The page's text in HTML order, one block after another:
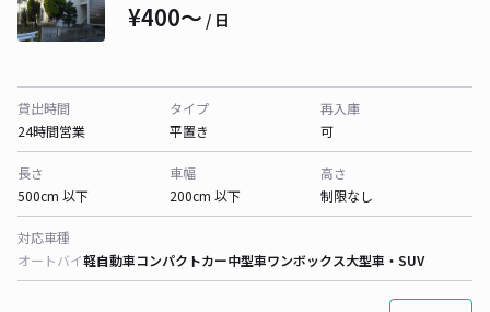
¥400〜 / 日
貸出時間
24時間営業
タイプ
平置き
再入庫
可
長さ
500cm 以下
車幅
200cm 以下
高さ
制限なし
対応車種
オートバイ軽自動車コンパクトカー中型車ワンボックス大型車・SUV